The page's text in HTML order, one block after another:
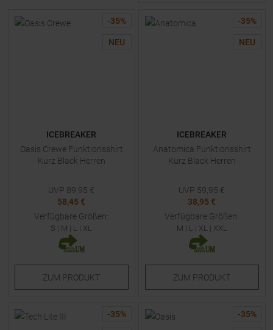
-35%
NEU
ICEBREAKER
Oasis Crewe Funktionsshirt
Kurz Black Herren
UVP 89,95 €
58,45 €
Verfügbare Größen:
S | M | L | XL
ZUM PRODUKT
-35%
NEU
ICEBREAKER
Anatomica Funktionsshirt
Kurz Black Herren
UVP 59,95 €
38,95 €
Verfügbare Größen:
M | L | XL | XXL
ZUM PRODUKT
-35% -35%